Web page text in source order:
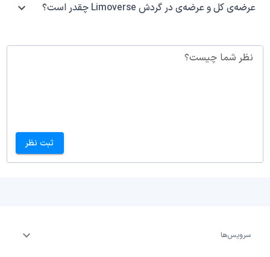
عرضه‌ی کل و عرضه‌ی در گردش Limoverse چقدر است؟
نظر شما چیست؟
ثبت نظر
سرویس‌ها